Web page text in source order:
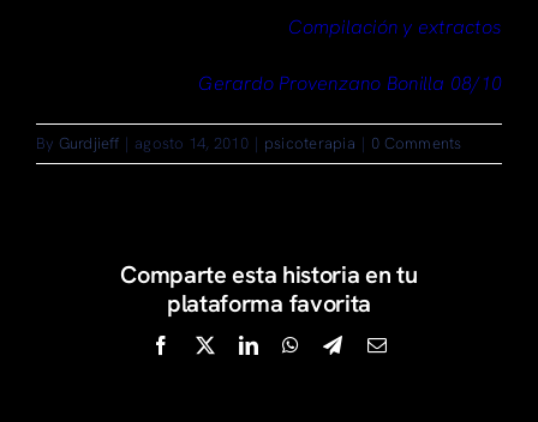
Compilación y extractos
Gerardo Provenzano Bonilla 08/10
By Gurdjieff | agosto 14, 2010 | psicoterapia | 0 Comments
Comparte esta historia en tu
plataforma favorita
Facebook
X LinkedInWhatsApp
TelegramEmail